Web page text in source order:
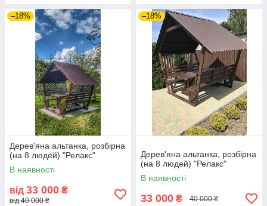
–18%
Дерев'яна альтанка, розбірна
(на 8 людей) "Релакс"
В наявності
від 33 000 ₴
від 40 000 ₴
–18%
Дерев'яна альтанка, розбірна
(на 8 людей) "Релакс"
В наявності
33 000 ₴ 40 000 ₴